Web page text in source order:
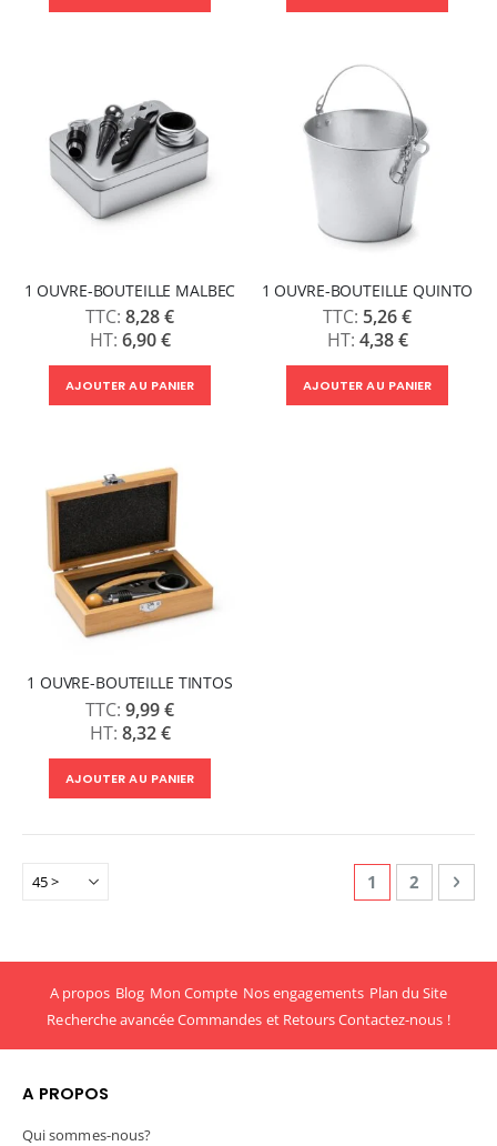
1 OUVRE-BOUTEILLE MALBEC
8,28 €
6,90 €
AJOUTER AU PANIER
1 OUVRE-BOUTEILLE QUINTO
5,26 €
4,38 €
AJOUTER AU PANIER
1 OUVRE-BOUTEILLE TINTOS
9,99 €
8,32 €
AJOUTER AU PANIER
PageVous lisez
1 Page
2 Page
A propos Blog Mon Compte Nos engagements Plan du Site
Recherche avancéeCommandes et RetoursContactez-nous !
A PROPOS
Qui sommes-nous?